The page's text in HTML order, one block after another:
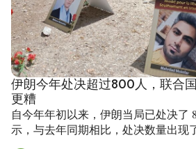
伊朗今年处决超过800人，联合
更糟
自今年年初以来，伊朗当局已处决了
示，与去年同期相比，处决数量出现